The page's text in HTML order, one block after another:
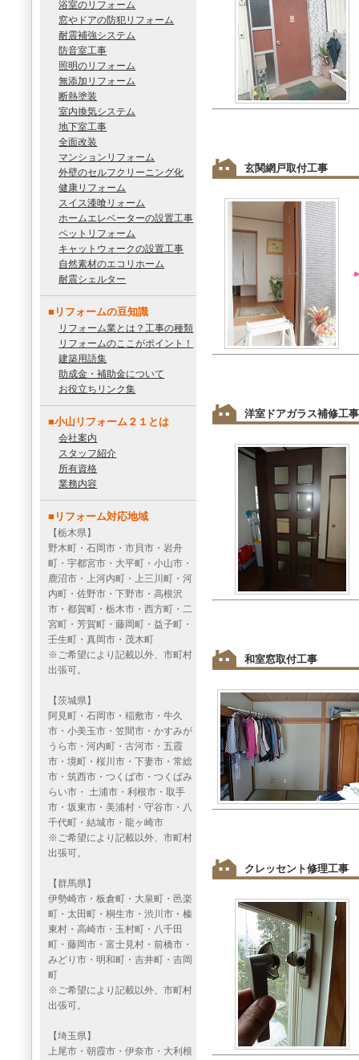
浴室のリフォーム
窓やドアの防犯リフォーム
耐震補強システム
防音室工事
照明のリフォーム
無添加リフォーム
断熱塗装
室内換気システム
地下室工事
全面改装
マンションリフォーム
外壁のセルフクリーニング化
健康リフォーム
スイス漆喰リォーム
ホームエレベーターの設置工事
ペットリフォーム
キャットウォークの設置工事
自然素材のエコリホーム
耐震シェルター
■リフォームの豆知識
リフォーム業とは？工事の種類
リフォームのここがポイント！
建築用語集
助成金・補助金について
お役立ちリンク集
■小山リフォーム２１とは
会社案内
スタッフ紹介
所有資格
業務内容
■リフォーム対応地域
【栃木県】
野木町・石岡市・市貝市・岩舟
町・宇都宮市・大平町・小山市・
鹿沼市・上河内町・上三川町・河
内町・佐野市・下野市・高根沢
市・都賀町・栃木市・西方町・二
宮町・芳賀町・藤岡町・益子町・
壬生町・真岡市・茂木町
※ご希望により記載以外、市町村
出張可。
【茨城県】
阿見町・石岡市・稲敷市・牛久
市・小美玉市・笠間市・かすみが
うら市・河内町・古河市・五霞
市・境町・桜川市・下妻市・常総
市・筑西市・つくば市・つくばみ
らい市・ 土浦市・利根市・取手
市・坂東市・美浦村・守谷市・八
千代町・結城市・龍ヶ崎市
※ご希望により記載以外、市町村
出張可。
【群馬県】
伊勢崎市・板倉町・大泉町・邑楽
町・太田町・桐生市・渋川市・榛
東村・高崎市・玉村町・八千田
町・藤岡市・富士見村・前橋市・
みどり市・明和町・吉井町・吉岡
町
※ご希望により記載以外、市町村
出張可。
【埼玉県】
上尾市・朝霞市・伊奈市・大利根
玄関網戸取付工事
洋室ドアガラス補修工事
和室窓取付工事
クレッセント修理工事